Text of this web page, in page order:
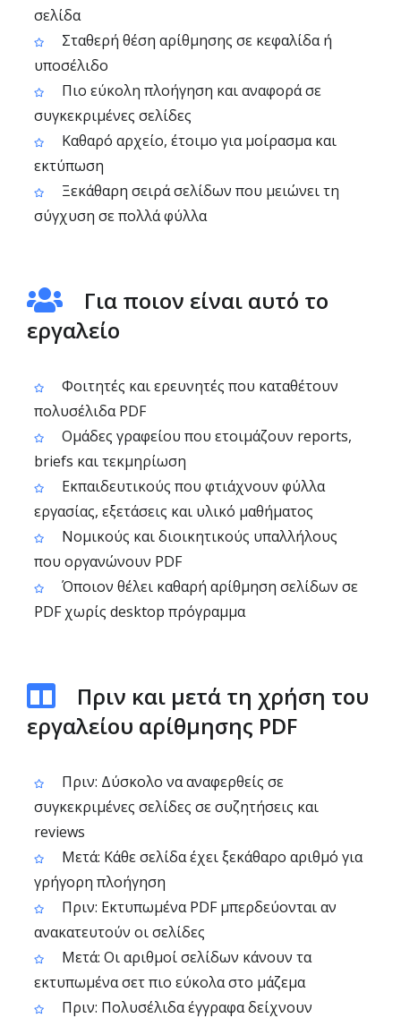
σελίδα
Σταθερή θέση αρίθμησης σε κεφαλίδα ή
υποσέλιδο
Πιο εύκολη πλοήγηση και αναφορά σε
συγκεκριμένες σελίδες
Καθαρό αρχείο, έτοιμο για μοίρασμα και
εκτύπωση
Ξεκάθαρη σειρά σελίδων που μειώνει τη
σύγχυση σε πολλά φύλλα
Για ποιον είναι αυτό το
εργαλείο
Φοιτητές και ερευνητές που καταθέτουν
πολυσέλιδα PDF
Ομάδες γραφείου που ετοιμάζουν reports,
briefs και τεκμηρίωση
Εκπαιδευτικούς που φτιάχνουν φύλλα
εργασίας, εξετάσεις και υλικό μαθήματος
Νομικούς και διοικητικούς υπαλλήλους
που οργανώνουν PDF
Όποιον θέλει καθαρή αρίθμηση σελίδων σε
PDF χωρίς desktop πρόγραμμα
Πριν και μετά τη χρήση του
εργαλείου αρίθμησης PDF
Πριν: Δύσκολο να αναφερθείς σε
συγκεκριμένες σελίδες σε συζητήσεις και
reviews
Μετά: Κάθε σελίδα έχει ξεκάθαρο αριθμό για
γρήγορη πλοήγηση
Πριν: Εκτυπωμένα PDF μπερδεύονται αν
ανακατευτούν οι σελίδες
Μετά: Οι αριθμοί σελίδων κάνουν τα
εκτυπωμένα σετ πιο εύκολα στο μάζεμα
Πριν: Πολυσέλιδα έγγραφα δείχνουν